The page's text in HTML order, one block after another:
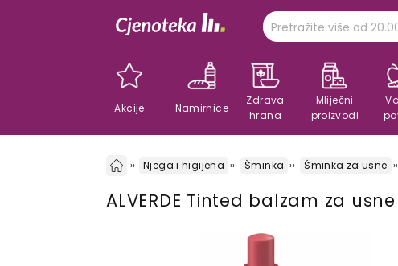
Akcije Namirnice
Zdrava
hrana
Mliječni
proizvodi
Njega i higijena Šminka Šminka za usne
ALVERDE Tinted balzam za